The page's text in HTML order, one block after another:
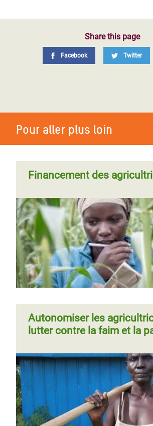
Share this page
Facebook Twitter
Pour aller plus loin
Financement des
Autonomiser les
lutter contre la faim et la